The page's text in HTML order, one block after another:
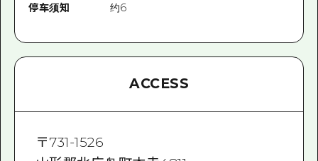
停车须知 约6
ACCESS
〒731-1526